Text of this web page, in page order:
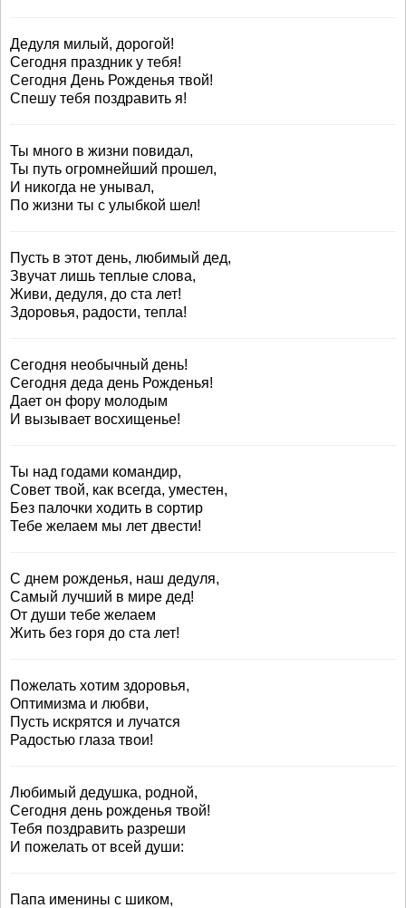
Дедуля милый, дорогой!
Сегодня праздник у тебя!
Сегодня День Рожденья твой!
Спешу тебя поздравить я!
Ты много в жизни повидал,
Ты путь огромнейший прошел,
И никогда не унывал,
По жизни ты с улыбкой шел!
Пусть в этот день, любимый дед,
Звучат лишь теплые слова,
Живи, дедуля, до ста лет!
Здоровья, радости, тепла!
Сегодня необычный день!
Сегодня деда день Рожденья!
Дает он фору молодым
И вызывает восхищенье!
Ты над годами командир,
Совет твой, как всегда, уместен,
Без палочки ходить в сортир
Тебе желаем мы лет двести!
С днем рожденья, наш дедуля,
Самый лучший в мире дед!
От души тебе желаем
Жить без горя до ста лет!
Пожелать хотим здоровья,
Оптимизма и любви,
Пусть искрятся и лучатся
Радостью глаза твои!
Любимый дедушка, родной,
Сегодня день рожденья твой!
Тебя поздравить разреши
И пожелать от всей души:
Папа именины с шиком,